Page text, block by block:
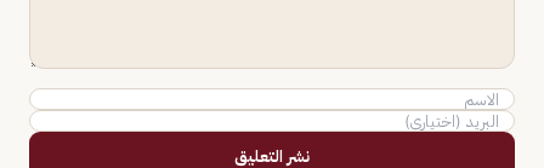
نشر التعليق